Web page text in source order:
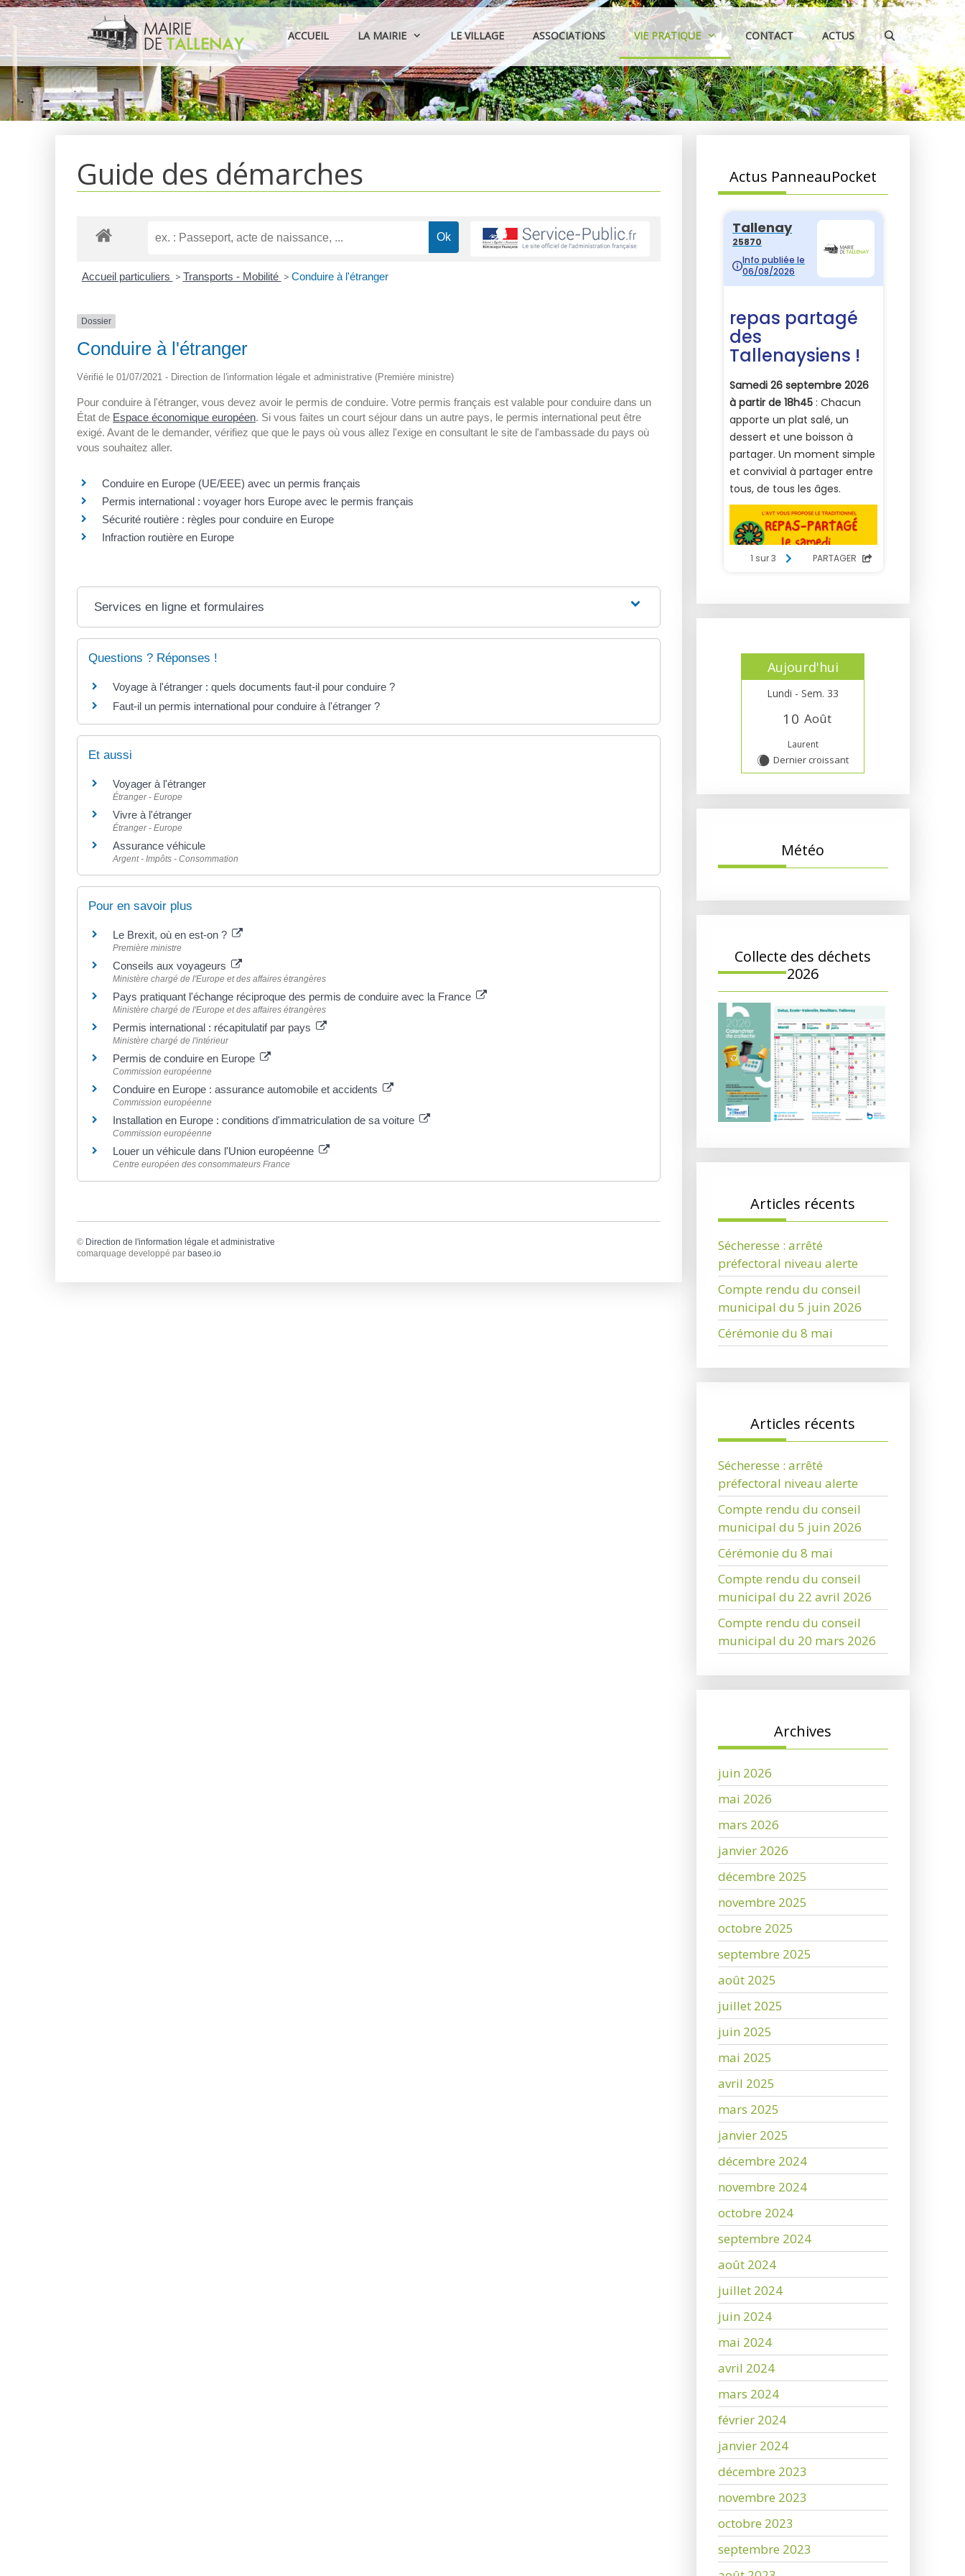
Aller
au
contenu
ACCUEIL LA MAIRIE LE VILLAGE ASSOCIATIONS VIE PRATIQUE CONTACT ACTUS
Guide des démarches
Accueil particuliers > Transports - Mobilité > Conduire à l'étranger
Dossier
Conduire à l'étranger
Vérifié le 01/07/2021 - Direction de l'information légale et administrative (Première ministre)
Pour conduire à l'étranger, vous devez avoir le permis de conduire. Votre permis français est valable pour conduire dans un
État de Espace économique européen. Si vous faites un court séjour dans un autre pays, le permis international peut être
exigé. Avant de le demander, vérifiez que que le pays où vous allez l'exige en consultant le site de l'ambassade du pays où
vous souhaitez aller.
Conduire en Europe (UE/EEE) avec un permis français
Permis international : voyager hors Europe avec le permis français
Sécurité routière : règles pour conduire en Europe
Infraction routière en Europe
Services en ligne et formulaires
Questions ? Réponses !
Voyage à l'étranger : quels documents faut-il pour conduire ?
Faut-il un permis international pour conduire à l'étranger ?
Et aussi
Voyager à l'étranger
Étranger - Europe
Vivre à l'étranger
Étranger - Europe
Assurance véhicule
Argent - Impôts - Consommation
Pour en savoir plus
Le Brexit, où en est-on ?
Première ministre
Conseils aux voyageurs
Ministère chargé de l'Europe et des affaires étrangères
Pays pratiquant l'échange réciproque des permis de conduire avec la France
Ministère chargé de l'Europe et des affaires étrangères
Permis international : récapitulatif par pays
Ministère chargé de l'intérieur
Permis de conduire en Europe
Commission européenne
Conduire en Europe : assurance automobile et accidents
Commission européenne
Installation en Europe : conditions d'immatriculation de sa voiture
Commission européenne
Louer un véhicule dans l'Union européenne
Centre européen des consommateurs France
© Direction de l'information légale et administrative
comarquage developpé par baseo.io
Actus PanneauPocket
Aujourd'hui
Lundi - Sem. 33
1 0 Août
Laurent
X Dernier croissant
Météo
Collecte des déchets
2026
Articles récents
Sécheresse : arrêté
préfectoral niveau alerte
Compte rendu du conseil
municipal du 5 juin 2026
Cérémonie du 8 mai
Articles récents
Sécheresse : arrêté
préfectoral niveau alerte
Compte rendu du conseil
municipal du 5 juin 2026
Cérémonie du 8 mai
Compte rendu du conseil
municipal du 22 avril 2026
Compte rendu du conseil
municipal du 20 mars 2026
Archives
juin 2026
mai 2026
mars 2026
janvier 2026
décembre 2025
novembre 2025
octobre 2025
septembre 2025
août 2025
juillet 2025
juin 2025
mai 2025
avril 2025
mars 2025
janvier 2025
décembre 2024
novembre 2024
octobre 2024
septembre 2024
août 2024
juillet 2024
juin 2024
mai 2024
avril 2024
mars 2024
février 2024
janvier 2024
décembre 2023
novembre 2023
octobre 2023
septembre 2023